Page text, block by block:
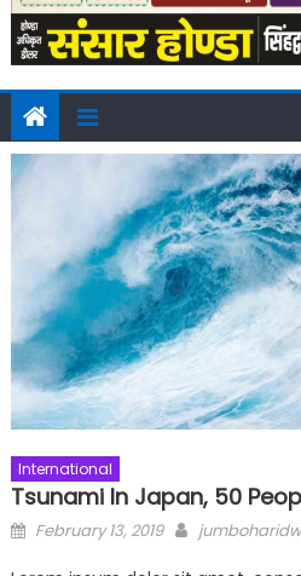
International
Tsunami In Japan, 50
Posted
February 13, 2019 Author